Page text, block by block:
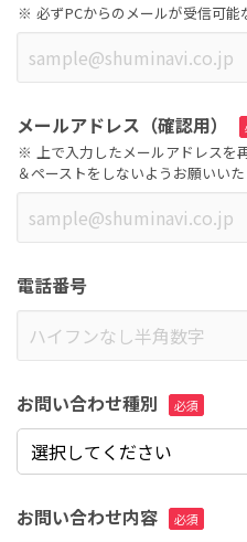
必ずPCからのメールが受信可
メールアドレス（確認用）
上で入力したメールアドレス
＆ペーストをしないようお願いいた
電話番号
お問い合わせ種別
お問い合わせ内容